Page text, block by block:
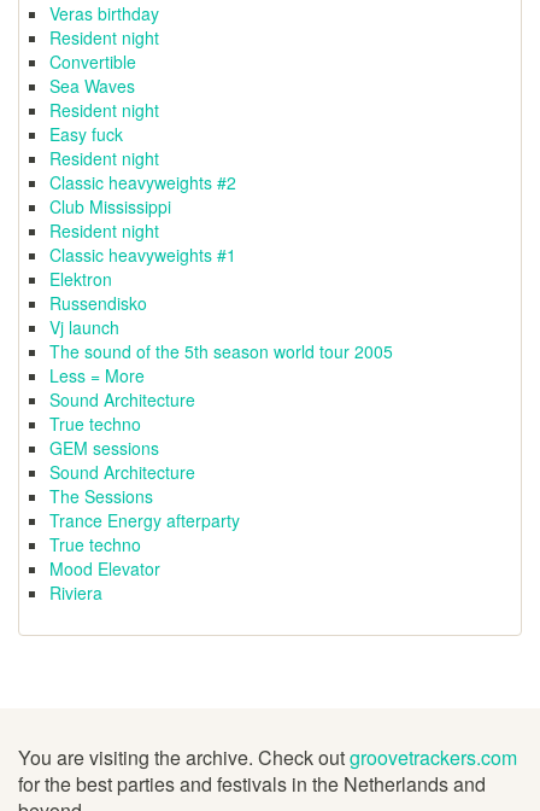
Veras birthday
Resident night
Convertible
Sea Waves
Resident night
Easy fuck
Resident night
Classic heavyweights #2
Club Mississippi
Resident night
Classic heavyweights #1
Elektron
Russendisko
Vj launch
The sound of the 5th season world tour 2005
Less = More
Sound Architecture
True techno
GEM sessions
Sound Architecture
The Sessions
Trance Energy afterparty
True techno
Mood Elevator
Riviera
You are visiting the archive. Check outgroovetrackers.com
for the best parties and festivals in the Netherlands and